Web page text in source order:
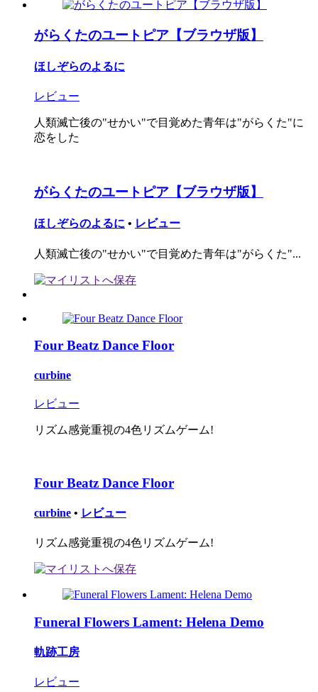
がらくたのユートピア【ブラウザ版】
ほしぞらのよるに
レビュー
人類滅亡後の"せかい"で目覚めた青年は"がらくた"に
恋をした
がらくたのユートピア【ブラウザ版】
ほしぞらのよるに • レビュー
人類滅亡後の"せかい"で目覚めた青年は"がらくた"...
Four Beatz Dance Floor
curbine
レビュー
リズム感覚重視の4色リズムゲーム!
Four Beatz Dance Floor
curbine • レビュー
リズム感覚重視の4色リズムゲーム!
Funeral Flowers Lament: Helena Demo
軌跡工房
レビュー